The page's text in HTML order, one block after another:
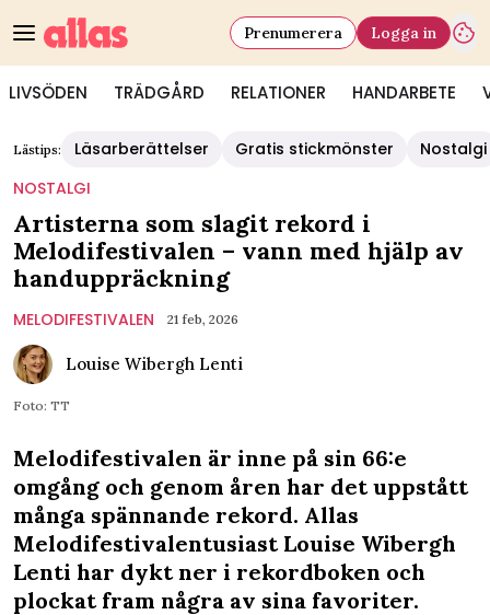
LIVSÖDEN TRÄDGÅRD RELATIONER HANDARBETE
Prenumerera Logga in
Lästips: Läsarberättelser Gratis stickmönster
Nostalgi
NOSTALGI
Artisterna som slagit rekord i
Melodifestivalen – vann med hjälp av
handuppräckning
MELODIFESTIVALEN 21 feb, 2026
Louise Wibergh Lenti
Foto: TT
Melodifestivalen är inne på sin 66:e
omgång och genom åren har det uppstått
många spännande rekord. Allas
Melodifestivalentusiast Louise Wibergh
Lenti har dykt ner i rekordboken och
plockat fram några av sina favoriter.